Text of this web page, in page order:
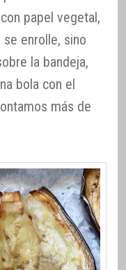
papel vegetal,
enrolle, sino
la bandeja,
bola con el
más de